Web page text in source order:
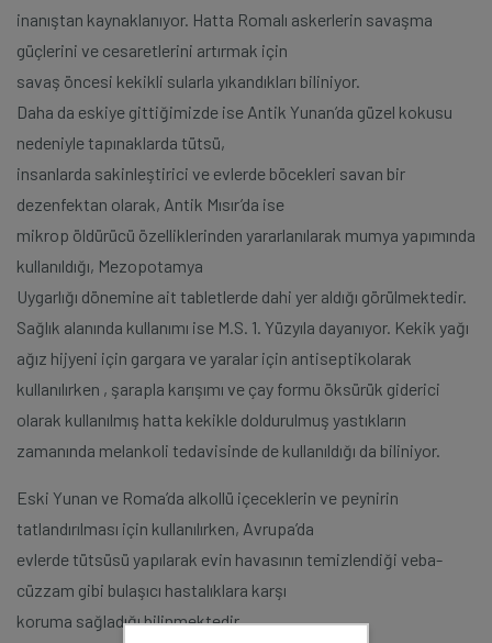
inanıştan kaynaklanıyor. Hatta Romalı askerlerin savaşma
güçlerini ve cesaretlerini artırmak için
savaş öncesi kekikli sularla yıkandıkları biliniyor.
Daha da eskiye gittiğimizde ise Antik Yunan’da güzel kokusu
nedeniyle tapınaklarda tütsü,
insanlarda sakinleştirici ve evlerde böcekleri savan bir
dezenfektan olarak, Antik Mısır’da ise
mikrop öldürücü özelliklerinden yararlanılarak mumya yapımında
kullanıldığı, Mezopotamya
Uygarlığı dönemine ait tabletlerde dahi yer aldığı görülmektedir.
Sağlık alanında kullanımı ise M.S. 1. Yüzyıla dayanıyor. Kekik yağı
ağız hijyeni için gargara ve yaralar için antiseptikolarak
kullanılırken , şarapla karışımı ve çay formu öksürük giderici
olarak kullanılmış hatta kekikle doldurulmuş yastıkların
zamanında melankoli tedavisinde de kullanıldığı da biliniyor.
Eski Yunan ve Roma’da alkollü içeceklerin ve peynirin
tatlandırılması için kullanılırken, Avrupa’da
evlerde tütsüsü yapılarak evin havasının temizlendiği veba-
cüzzam gibi bulaşıcı hastalıklara karşı
koruma sağladığı bilinmektedir